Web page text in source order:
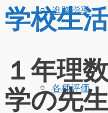
進路指導
各種評価
学校生
１年理
学の先